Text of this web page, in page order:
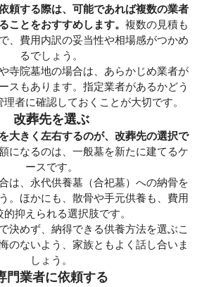
頼する際は、可能であれば複数の業者
ことをおすすめします。 複数の見積も
、費用内訳の妥当性や相場感がつかめ
るでしょう。
寺院墓地の場合は、あらかじめ業者が
スもあります。指定業者があるかどう
者に確認しておくことが大切です。
改葬先を選ぶ
大きく左右するのが、改葬先の選択で
になるのは、一般墓を新たに建てるケ
ースです。
は、永代供養墓（合祀墓）への納骨を
。ほかにも、散骨や手元供養も、費用
的抑えられる選択肢です。
決めず、納得できる供養方法を選ぶこ
のないよう、家族ともよく話し合いま
しょう。
門業者に依頼する